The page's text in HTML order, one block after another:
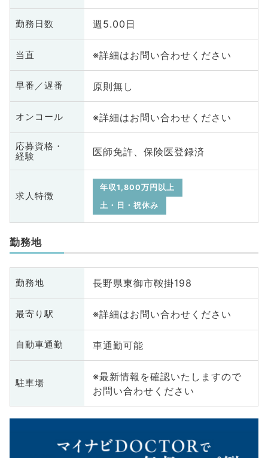
勤務日数 週5.00日
当直 ※詳細はお問い合わせください
早番／遅番 原則無し
オンコール ※詳細はお問い合わせください
応募資格・
経験
医師免許、保険医登録済
求人特徴
年収1,800万円以上
土・日・祝休み
勤務地
勤務地 長野県東御市鞍掛198
最寄り駅 ※詳細はお問い合わせください
自動車通勤 車通勤可能
駐車場
※最新情報を確認いたしますので
お問い合わせください